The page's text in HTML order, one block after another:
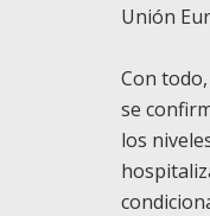
Unión
Con
se
los